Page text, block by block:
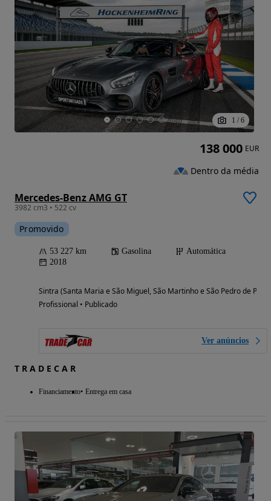
1 / 6
Mercedes-Benz AMG GT
3982 cm3 • 522 cv
Promovido
53 227 km Gasolina
Automática
2018
Sintra (Santa Maria e São Miguel, São Martinho e São Pedro de
Profissional • Publicado
Ver anúncios
T R A D E C A R
Financiamento Entrega em casa
138 000 EUR
Dentro da média